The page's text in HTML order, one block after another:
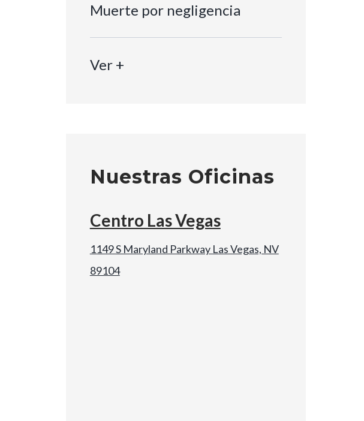
Muerte por negligencia
Ver +
Nuestras Oficinas
Centro Las Vegas
1149 S Maryland Parkway Las Vegas, NV
89104